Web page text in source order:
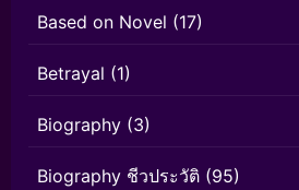
Based on Novel (17)
Betrayal (1)
Biography (3)
Biography ชีวประวัติ (95)